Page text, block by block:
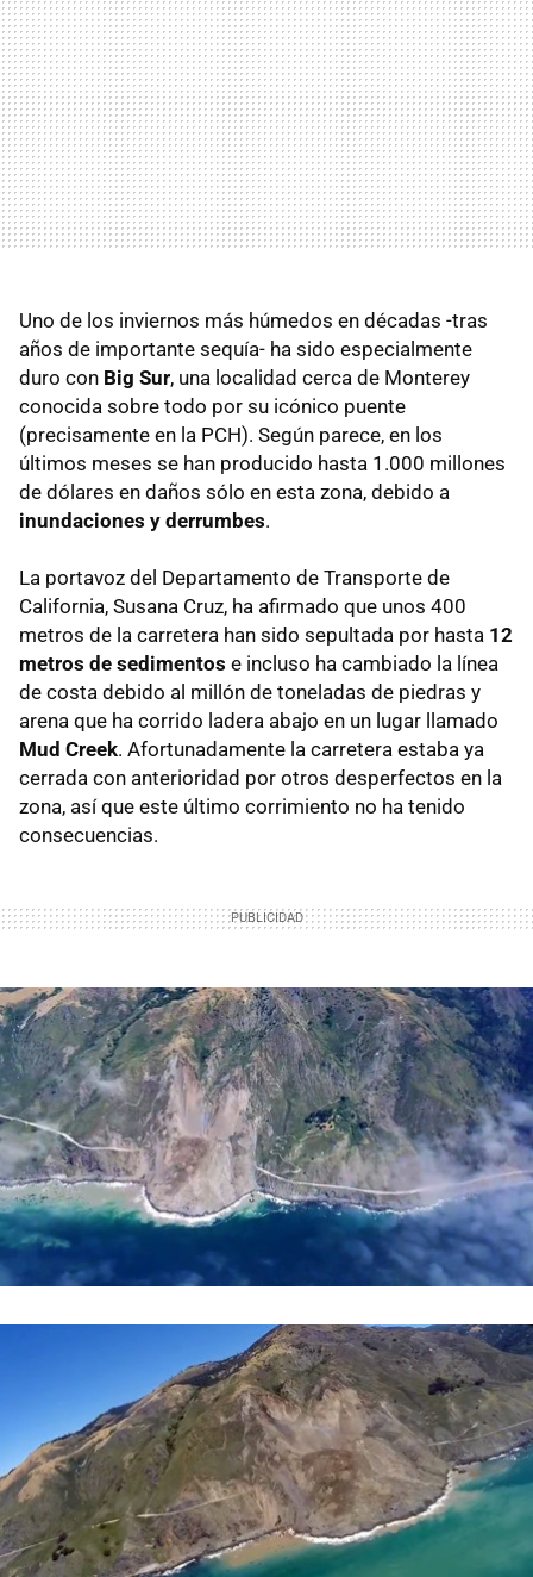
Uno de los inviernos más húmedos en décadas -tras
años de importante sequía- ha sido especialmente
duro con Big Sur, una localidad cerca de Monterey
conocida sobre todo por su icónico puente
(precisamente en la PCH). Según parece, en los
últimos meses se han producido hasta 1.000 millones
de dólares en daños sólo en esta zona, debido a
inundaciones y derrumbes.
La portavoz del Departamento de Transporte de
California, Susana Cruz, ha afirmado que unos 400
metros de la carretera han sido sepultada por hasta 12
metros de sedimentos e incluso ha cambiado la línea
de costa debido al millón de toneladas de piedras y
arena que ha corrido ladera abajo en un lugar llamado
Mud Creek. Afortunadamente la carretera estaba ya
cerrada con anterioridad por otros desperfectos en la
zona, así que este último corrimiento no ha tenido
consecuencias.